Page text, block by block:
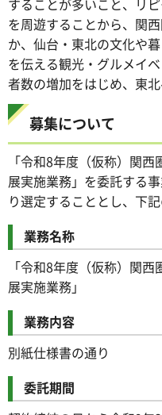
することが多いこと、リ
を周遊することから、関
か、仙台・東北の文化や
を伝える観光・グルメイ
者数の増加をはじめ、東
募集について
「令和8年度（仮称）関
展実施業務」を委託する
り選定することとし、下
業務名称
「令和8年度（仮称）関
展実施業務」
業務内容
別紙仕様書の通り
委託期間